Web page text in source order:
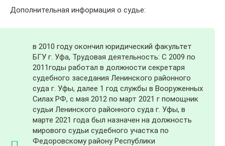
Дополнительная информация о судье:
в 2010 году окончил юридический факультет
БГУ г. Уфа, Трудовая деятельность: С 2009 по
2011годы работал в должности секретаря
судебного заседания Ленинского районного
суда г. Уфы, далее 1 год службы в Вооруженных
Силах РФ, с мая 2012 по март 2021 г помощник
судьи Ленинского районного суда г. Уфы, в
марте 2021 года был назначен на должность
мирового судьи судебного участка по
Федоровскому району Республики